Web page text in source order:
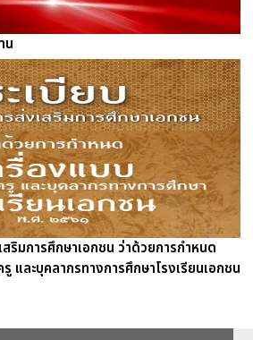
น
ริมการศึกษาเอกชน ว่าด้วยการกำหนด
และบุคลากรทางการศึกษาโรงเรียนเอกชน